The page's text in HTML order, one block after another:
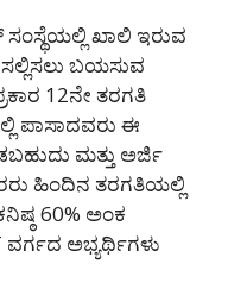
ಸಂಸ್ಥೆಯಲ್ಲಿ ಖಾಲಿ ಇರುವ
ಸಲ್ಲಿಸಲು ಬಯಸುವ
12ನೇ ತರಗತಿ
ಪಾಸಾದವರು ಈ
ಮತ್ತು ಅರ್ಜಿ
ಹಿಂದಿನ ತರಗತಿಯಲ್ಲಿ
60% ಅಂಕ
ವರ್ಗದ ಅಭ್ಯರ್ಥಿಗಳು